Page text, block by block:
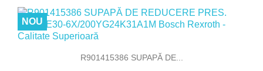
R901415386 SUPAPĂ DE...
NOU